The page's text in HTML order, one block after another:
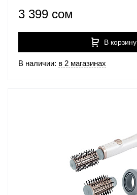
3 399 сом
В корзину
В наличии: в 2 магазинах